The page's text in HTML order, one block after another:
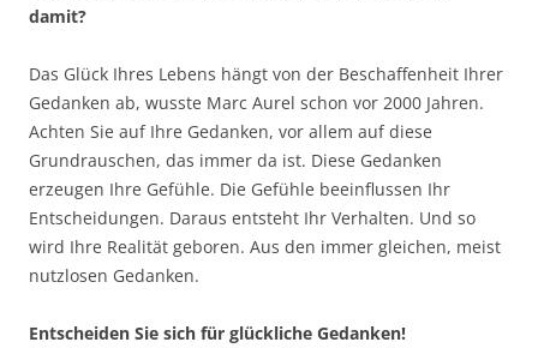
damit?
Das Glück Ihres Lebens hängt von der Beschaffenheit Ihrer
Gedanken ab, wusste Marc Aurel schon vor 2000 Jahren.
Achten Sie auf Ihre Gedanken, vor allem auf diese
Grundrauschen, das immer da ist. Diese Gedanken
erzeugen Ihre Gefühle. Die Gefühle beeinflussen Ihr
Entscheidungen. Daraus entsteht Ihr Verhalten. Und so
wird Ihre Realität geboren. Aus den immer gleichen, meist
nutzlosen Gedanken.
Entscheiden Sie sich für glückliche Gedanken!